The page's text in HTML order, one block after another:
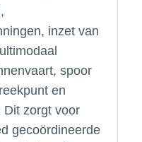
inzet van
spoor
en
Dit zorgt voor
gecoördineerde